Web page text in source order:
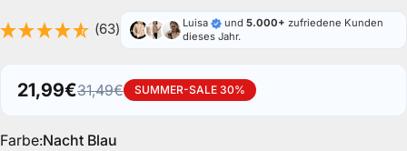
(63) Luisa und 5.000+ zufriedene Kunden
dieses Jahr.
Verkaufspreis
21,99€
Normaler Preis
31,49€ SUMMER-SALE 30%
Farbe
Farbe:Nacht Blau